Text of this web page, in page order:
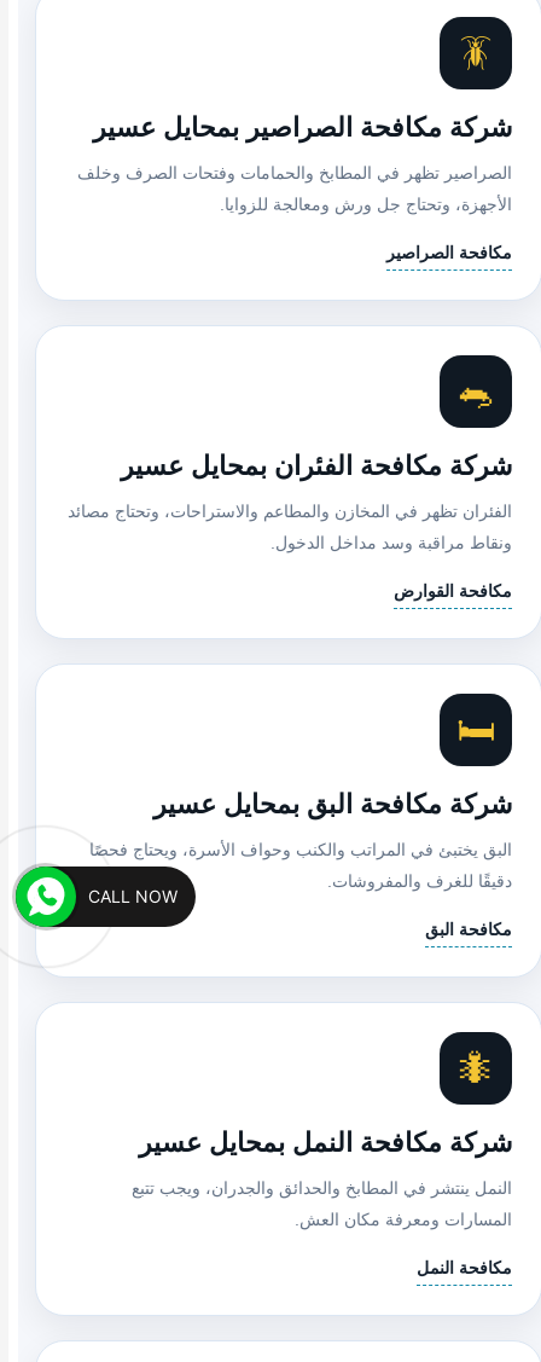
🪳
شركة مكافحة الصراصير بمحايل عسير
الصراصير تظهر في المطابخ والحمامات وفتحات الصرف وخلف
الأجهزة، وتحتاج جل ورش ومعالجة للزوايا.
مكافحة الصراصير
🐀
شركة مكافحة الفئران بمحايل عسير
الفئران تظهر في المخازن والمطاعم والاستراحات، وتحتاج مصائد
ونقاط مراقبة وسد مداخل الدخول.
مكافحة القوارض
🛏️
شركة مكافحة البق بمحايل عسير
البق يختبئ في المراتب والكنب وحواف الأسرة، ويحتاج فحصًا
دقيقًا للغرف والمفروشات.
مكافحة البق
🐜
شركة مكافحة النمل بمحايل عسير
النمل ينتشر في المطابخ والحدائق والجدران، ويجب تتبع
المسارات ومعرفة مكان العش.
مكافحة النمل
CALL NOW